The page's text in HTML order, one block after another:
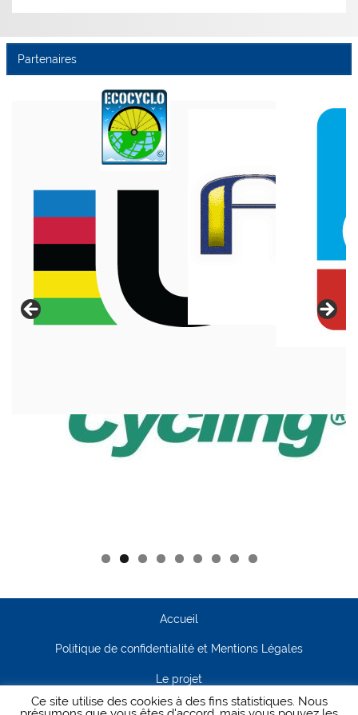
Partenaires
Accueil
Politique de confidentialité et Mentions Légales
Le projet
Contact
Ce site utilise des cookies à des fins statistiques. Nous